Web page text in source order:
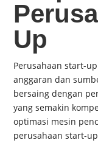
Up
Perusahaan start-
anggaran dan
bersaing dengan
yang semakin
optimasi mesin
perusahaan start-